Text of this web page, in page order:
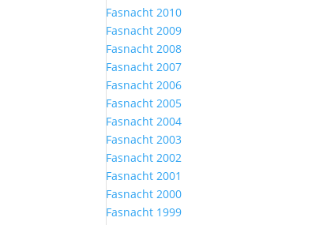
Fasnacht 2010
Fasnacht 2009
Fasnacht 2008
Fasnacht 2007
Fasnacht 2006
Fasnacht 2005
Fasnacht 2004
Fasnacht 2003
Fasnacht 2002
Fasnacht 2001
Fasnacht 2000
Fasnacht 1999